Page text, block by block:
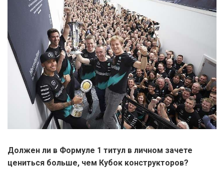
Должен ли в Формуле 1 титул в личном зачете
цениться больше, чем Кубок конструкторов?